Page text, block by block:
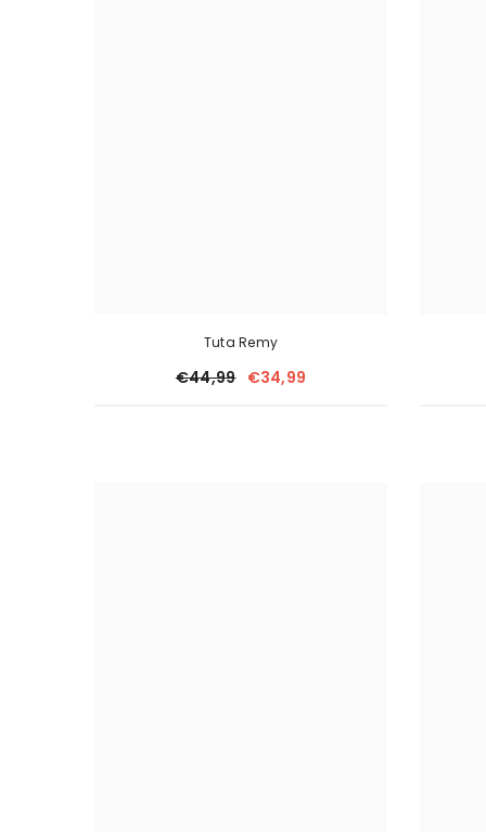
Tuta Remy
€44,99 €34,99